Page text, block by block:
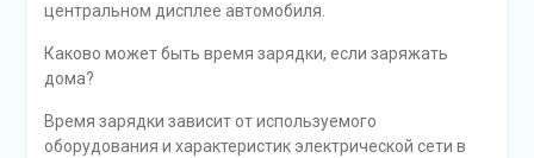
центральном дисплее автомобиля.
Каково может быть время зарядки, если заряжать
дома?
Время зарядки зависит от используемого
оборудования и характеристик электрической сети в